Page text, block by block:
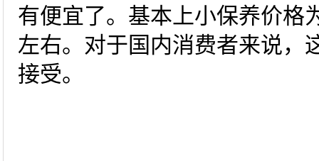
有便宜了。基本上小保养价格
左右。对于国内消费者来说，
接受。